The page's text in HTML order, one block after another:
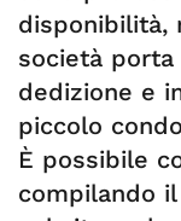
disponibilità,
società porta
dedizione e
piccolo
È possibile
compilando